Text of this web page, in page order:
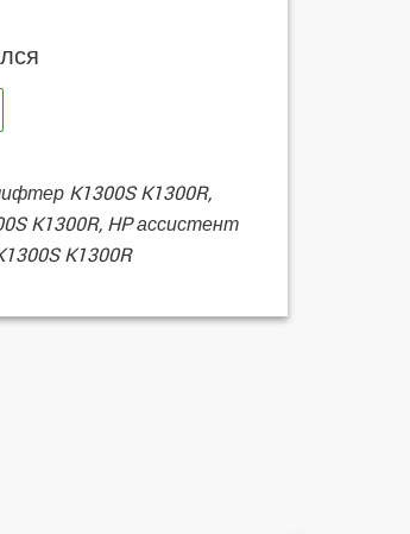
K1300S K1300R,
K1300R, HP ассистент
K1300R